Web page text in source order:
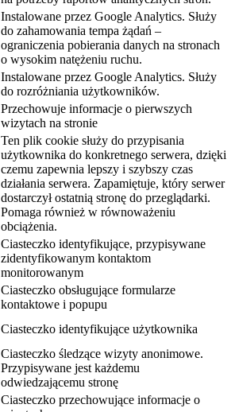
Instalowane przez Google Analytics. Służy
do zahamowania tempa żądań –
ograniczenia pobierania danych na stronach
o wysokim natężeniu ruchu.
Instalowane przez Google Analytics. Służy
do rozróżniania użytkowników.
Przechowuje informacje o pierwszych
wizytach na stronie
Ten plik cookie służy do przypisania
użytkownika do konkretnego serwera, dzięki
czemu zapewnia lepszy i szybszy czas
działania serwera. Zapamiętuje, który serwer
dostarczył ostatnią stronę do przeglądarki.
Pomaga również w równoważeniu
obciążenia.
Ciasteczko identyfikujące, przypisywane
zidentyfikowanym kontaktom
monitorowanym
Ciasteczko obsługujące formularze
kontaktowe i popupu
Ciasteczko identyfikujące użytkownika
Ciasteczko śledzące wizyty anonimowe.
Przypisywane jest każdemu
odwiedzającemu stronę
Ciasteczko przechowujące informacje o